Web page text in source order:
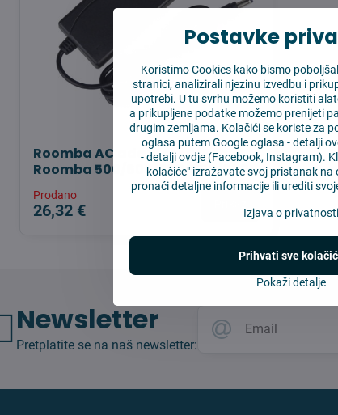
Roomba AC adapter za iRobot
Roomba 500/600/700/800/900
Prodano
26,32 €
Newsletter
Pretplatite se na naš newsletter:
Postavke
Koristimo Cookies kako bismo
stranici, analizirali njezinu izvedbu i
upotrebi. U tu svrhu možemo koristiti
a prikupljene podatke možemo prenijeti
drugim zemljama. Kolačići se koriste za
oglasa putem Google oglasa -detalji
-detalji ovdje (Facebook, Instagram).
kolačiće" izražavate svoj pristanak na
pronaći detaljne informacije ili urediti
Izjava o privatnosti
Pokaži detalje
Prihvati sve